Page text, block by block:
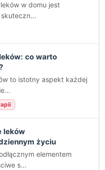
w domu jest
co warto
to istotny aspekt każdej
leków
życiu
elementem
s...